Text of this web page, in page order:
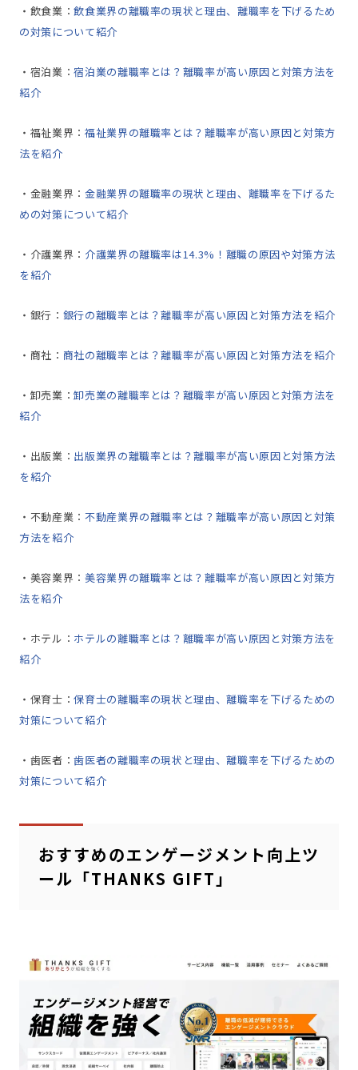
・飲食業：飲食業界の離職率の現状と理由、離職率を下げるため
の対策について紹介
・宿泊業：宿泊業の離職率とは？離職率が高い原因と対策方法を
紹介
・福祉業界： 福祉業界の離職率とは？離職率が高い原因と対策方
法を紹介
・金融業界： 金融業界の離職率の現状と理由、離職率を下げるた
めの対策について紹介
・介護業界： 介護業界の離職率は14.3%！離職の原因や対策方法
を紹介
・銀行： 銀行の離職率とは？離職率が高い原因と対策方法を紹介
・商社： 商社の離職率とは？離職率が高い原因と対策方法を紹介
・卸売業：卸売業の離職率とは？離職率が高い原因と対策方法を
紹介
・出版業： 出版業界の離職率とは？離職率が高い原因と対策方法
を紹介
・不動産業： 不動産業界の離職率とは？離職率が高い原因と対策
方法を紹介
・美容業界： 美容業界の離職率とは？離職率が高い原因と対策方
法を紹介
・ホテル： ホテルの離職率とは？離職率が高い原因と対策方法を
紹介
・保育士：保育士の離職率の現状と理由、離職率を下げるための
対策について紹介
・歯医者：歯医者の離職率の現状と理由、離職率を下げるための
対策について紹介
おすすめのエンゲージメント向上ツ
ール「THANKS GIFT」